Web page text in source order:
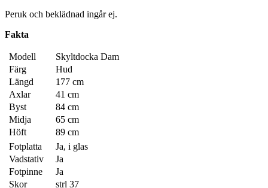
Peruk och beklädnad ingår ej.
Fakta
Modell
Skyltdocka Dam
Färg
Hud
Längd
177 cm
Axlar
41 cm
Byst
84 cm
Midja
65 cm
Höft
89 cm
Fotplatta
Ja, i glas
Vadstativ
Ja
Fotpinne
Ja
Skor
strl 37